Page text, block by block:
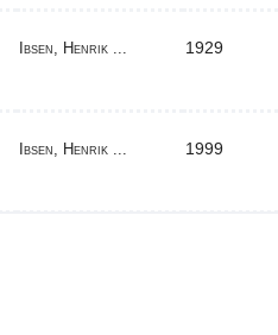
Ibsen, Henrik ... 1929
Ibsen, Henrik ... 1999